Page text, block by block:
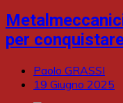
per
Paolo GRASSI
19 Giugno 2025